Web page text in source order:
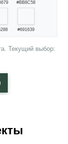
#BB8C58
#691639
Текущий выбор: